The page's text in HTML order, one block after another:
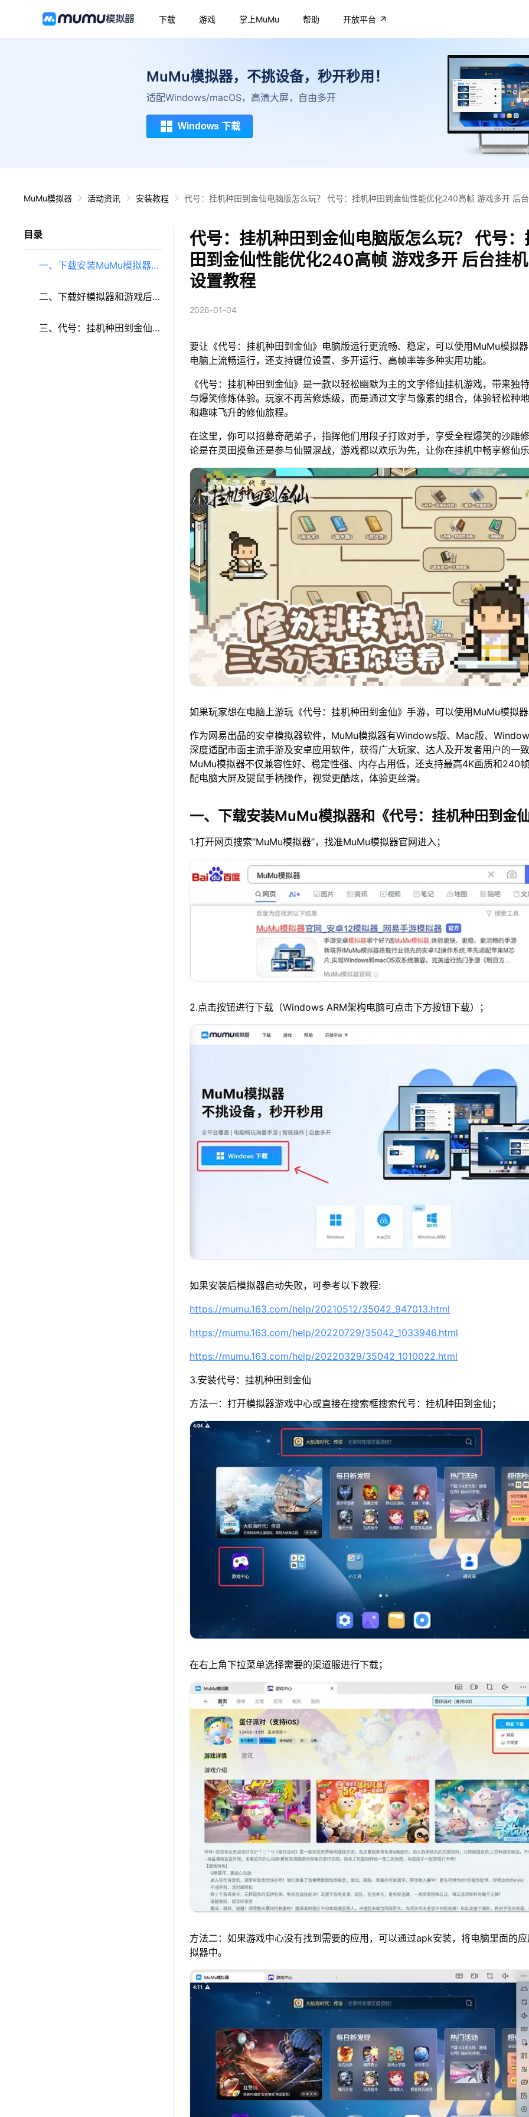
下载 游戏 掌上MuMu 帮助 开放平台
MuMu模拟器，不挑设备，秒开秒用！
适配Windows/macOS，高清大屏，自由多开
Windows 下载
MuMu模拟器 活动资讯 安装教程 代号：挂机种田到金仙电脑版怎么玩？ 代号：挂机种田到金仙性能优化240高帧 游戏多开 后
目录
一、下载安装MuMu模拟器和
《代号：挂机种田到金仙》
二、下载好模拟器和游戏后
再参考以下步骤进行设置：
三、代号：挂机种田到金仙
代号：挂机种田到金仙电脑版怎么玩？ 代号
田到金仙性能优化240高帧 游戏多开 后台挂
设置教程
2026-01-04
要让《代号：挂机种田到金仙》电脑版运行更流畅、稳定，可以使用MuMu模拟
电脑上流畅运行，还支持键位设置、多开运行、高帧率等多种实用功能。
《代号：挂机种田到金仙》是一款以轻松幽默为主的文字修仙挂机游戏，带来独
与爆笑修炼体验。玩家不再苦修炼级，而是通过文字与像素的组合，体验轻松种
和趣味飞升的修仙旅程。
在这里，你可以招募奇葩弟子，指挥他们用段子打败对手，享受全程爆笑的沙雕
论是在灵田摸鱼还是参与仙盟混战，游戏都以欢乐为先，让你在挂机中畅享修仙
如果玩家想在电脑上游玩《代号：挂机种田到金仙》手游，可以使用MuMu模拟
作为网易出品的安卓模拟器软件，MuMu模拟器有Windows版、Mac版、
深度适配市面主流手游及安卓应用软件，获得广大玩家、达人及开发者用户的一
MuMu模拟器不仅兼容性好、稳定性强、内存占用低，还支持最高4K画质和240
配电脑大屏及键鼠手柄操作，视觉更酷炫，体验更丝滑。
一、下载安装MuMu模拟器和《代号：挂机种田到金
1.打开网页搜索“MuMu模拟器”，找准MuMu模拟器官网进入；
2.点击按钮进行下载（Windows ARM架构电脑可点击下方按钮下载）；
如果安装后模拟器启动失败，可参考以下教程:
https://mumu.163.com/help/20210512/35042_947013.html
https://mumu.163.com/help/20220729/35042_1033946.html
https://mumu.163.com/help/20220329/35042_1010022.html
3.安装代号：挂机种田到金仙
方法一：打开模拟器游戏中心或直接在搜索框搜索代号：挂机种田到金仙；
在右上角下拉菜单选择需要的渠道服进行下载；
方法二：如果游戏中心没有找到需要的应用，可以通过apk安装，将电脑里面的
拟器中。